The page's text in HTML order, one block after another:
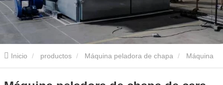
Inicio productos Máquina peladora de chapa Máquina
peladora de chapa de 8 pies